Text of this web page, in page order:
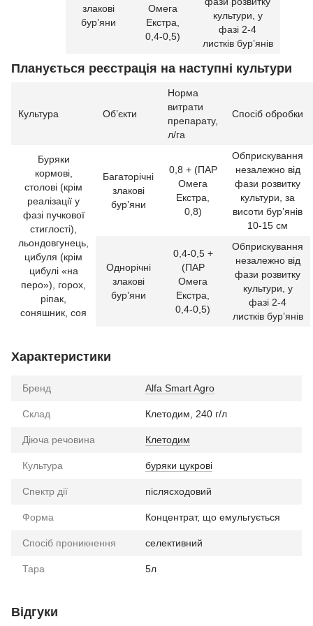
злакові
бур’яни
Омега
Екстра,
0,4-0,5)
культури, у
фазі 2-4
листків бур’янів
Планується реєстрація на наступні культури
Культура Об’єкти
Норма
витрати
препарату,
л/га
Спосіб обробки
Буряки
кормові,
столові (крім
реалізації у
фазі пучкової
стиглості),
льондовгунець,
цибуля (крім
цибулі «на
перо»), горох,
ріпак,
соняшник, соя
Багаторічні
злакові
бур’яни
0,8 + (ПАР
Омега
Екстра,
0,8)
Обприскування
незалежно від
фази розвитку
культури, за
висоти бур’янів
10-15 см
Однорічні
злакові
бур’яни
0,4-0,5 +
(ПАР
Омега
Екстра,
0,4-0,5)
Обприскування
незалежно від
фази розвитку
культури, у
фазі 2-4
листків бур’янів
Характеристики
Бренд Alfa Smart Agro
Склад Клетодим, 240 г/л
Діюча речовина Клетодим
Культура буряки цукрові
Спектр дії післясходовий
Форма Концентрат, що емульгується
Спосіб проникнення селективний
Тара 5л
Відгуки